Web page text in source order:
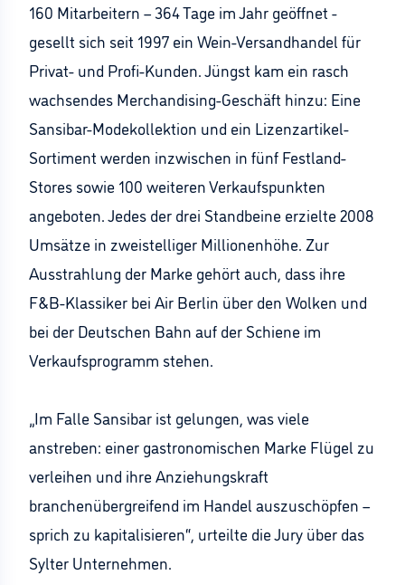
160 Mitarbeitern – 364 Tage im Jahr geöffnet -
gesellt sich seit 1997 ein Wein-Versandhandel für
Privat- und Profi-Kunden. Jüngst kam ein rasch
wachsendes Merchandising-Geschäft hinzu: Eine
Sansibar-Modekollektion und ein Lizenzartikel-
Sortiment werden inzwischen in fünf Festland-
Stores sowie 100 weiteren Verkaufspunkten
angeboten. Jedes der drei Standbeine erzielte 2008
Umsätze in zweistelliger Millionenhöhe. Zur
Ausstrahlung der Marke gehört auch, dass ihre
F&B-Klassiker bei Air Berlin über den Wolken und
bei der Deutschen Bahn auf der Schiene im
Verkaufsprogramm stehen.
„Im Falle Sansibar ist gelungen, was viele
anstreben: einer gastronomischen Marke Flügel zu
verleihen und ihre Anziehungskraft
branchenübergreifend im Handel auszuschöpfen –
sprich zu kapitalisieren“, urteilte die Jury über das
Sylter Unternehmen.